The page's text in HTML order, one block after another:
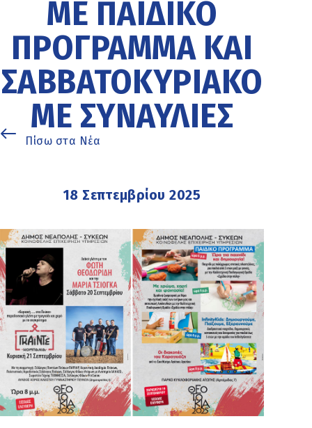
ΜΕ ΠΑΙΔΙΚΌ
ΠΡΌΓΡΑΜΜΑ ΚΑΙ
ΣΑΒΒΑΤΟΚΎΡΙΑΚΟ
ΜΕ ΣΥΝΑΥΛΊΕΣ
Πίσω στα Νέα
18 Σεπτεμβρίου 2025